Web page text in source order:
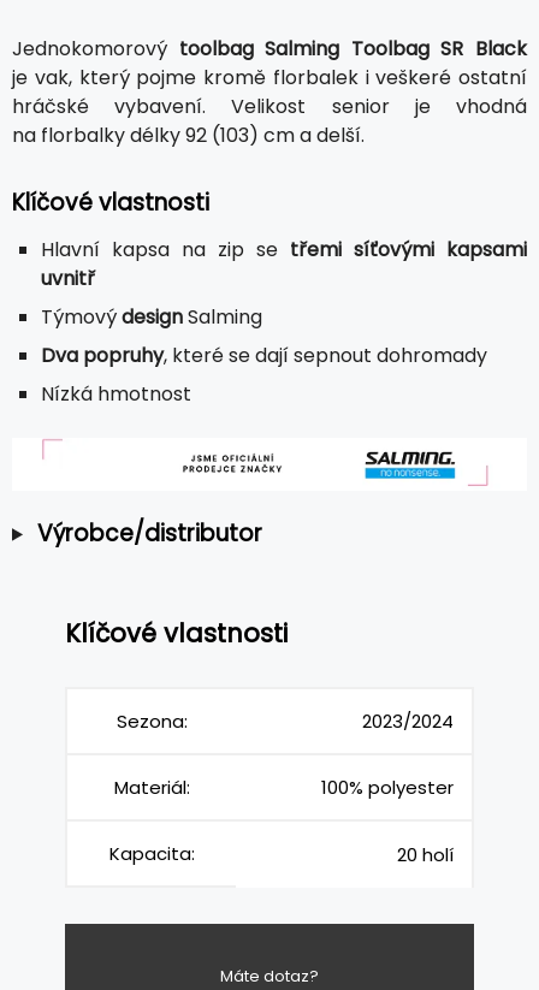
Jednokomorový toolbag Salming Toolbag SR Black
je vak, který pojme kromě florbalek i veškeré ostatní
hráčské vybavení. Velikost senior je vhodná
na florbalky délky 92 (103) cm a delší.
Klíčové vlastnosti
Hlavní kapsa na zip se třemi síťovými kapsami
uvnitř
TýmovýdesignSalming
Dva popruhy, které se dají sepnout dohromady
Nízká hmotnost
Výrobce/distributor
Klíčové vlastnosti
Sezona: 2023/2024
Materiál: 100% polyester
Kapacita: 20 holí
Máte dotaz?